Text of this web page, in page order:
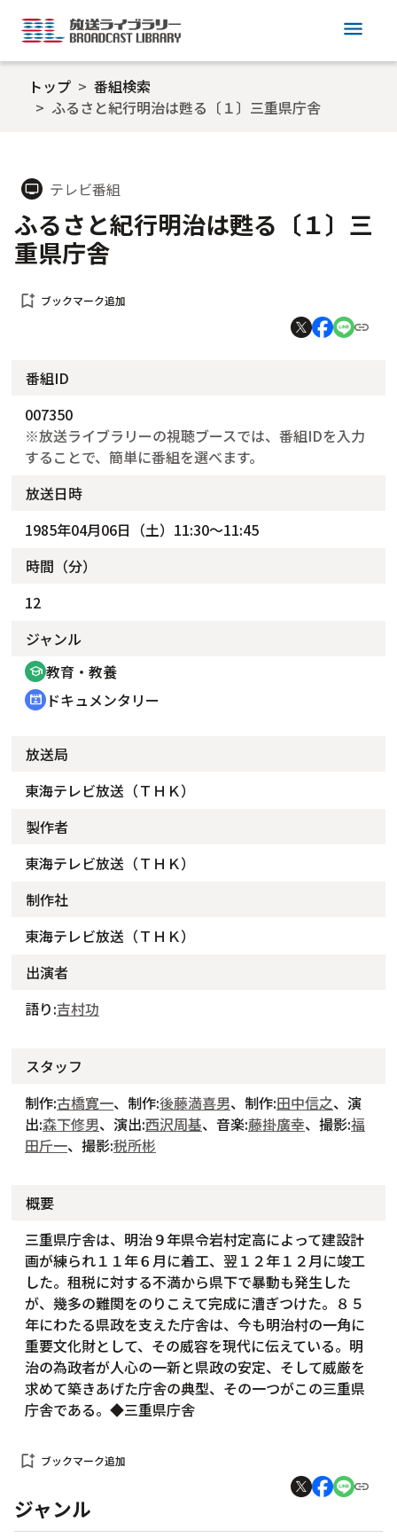
menu
トップ
番組検索
ふるさと紀行明治は甦る〔１〕三重県庁舎
tv テレビ番組
ふるさと紀行明治は甦る〔１〕三
重県庁舎
bookmark_add ブックマーク追加
番組ID
007350
※放送ライブラリーの視聴ブースでは、番組IDを入力
することで、簡単に番組を選べます。
放送日時
1985年04月06日（土）11:30～11:45
時間（分）
12
ジャンル
school 教育・教養
cinematic_blur ドキュメンタリー
放送局
東海テレビ放送（ＴＨＫ）
製作者
東海テレビ放送（ＴＨＫ）
制作社
東海テレビ放送（ＴＨＫ）
出演者
語り:吉村功
スタッフ
制作:古橋寛一、制作:後藤満喜男、制作:田中信之、演
出:森下修男、演出:西沢周基、音楽:藤掛廣幸、撮影:福
田斤一、撮影:税所彬
概要
三重県庁舎は、明治９年県令岩村定高によって建設計
画が練られ１１年６月に着工、翌１２年１２月に竣工
した。租税に対する不満から県下で暴動も発生した
が、幾多の難関をのりこえて完成に漕ぎつけた。８５
年にわたる県政を支えた庁舎は、今も明治村の一角に
重要文化財として、その威容を現代に伝えている。明
治の為政者が人心の一新と県政の安定、そして威厳を
求めて築きあげた庁舎の典型、その一つがこの三重県
庁舎である。◆三重県庁舎
bookmark_add ブックマーク追加
ジャンル